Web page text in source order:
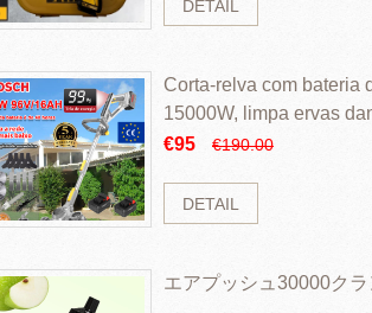
DETAIL
Corta-relva com bateria
15000W, limpa ervas
rapidamente
€95 €190.00
DETAIL
エアプッシュ30000ク